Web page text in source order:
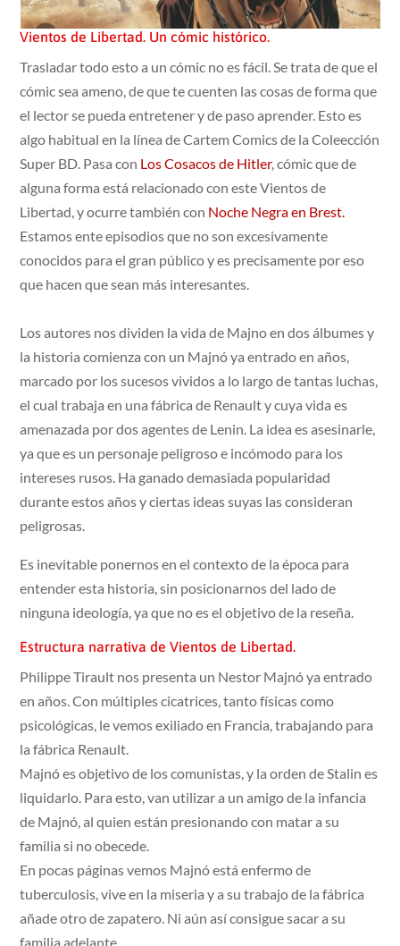
Vientos de Libertad. Un cómic histórico.
Trasladar todo esto a un cómic no es fácil. Se trata de que el
cómic sea ameno, de que te cuenten las cosas de forma que
el lector se pueda entretener y de paso aprender. Esto es
algo habitual en la línea de Cartem Comics de la Coleección
Super BD. Pasa con Los Cosacos de Hitler, cómic que de
alguna forma está relacionado con este Vientos de
Libertad, y ocurre también con Noche Negra en Brest.
Estamos ente episodios que no son excesivamente
conocidos para el gran público y es precisamente por eso
que hacen que sean más interesantes.
Los autores nos dividen la vida de Majno en dos álbumes y
la historia comienza con un Majnó ya entrado en años,
marcado por los sucesos vividos a lo largo de tantas luchas,
el cual trabaja en una fábrica de Renault y cuya vida es
amenazada por dos agentes de Lenin. La idea es asesinarle,
ya que es un personaje peligroso e incómodo para los
intereses rusos. Ha ganado demasiada popularidad
durante estos años y ciertas ideas suyas las consideran
peligrosas.
Es inevitable ponernos en el contexto de la época para
entender esta historia, sin posicionarnos del lado de
ninguna ideología, ya que no es el objetivo de la reseña.
Estructura narrativa de Vientos de Libertad.
Philippe Tirault nos presenta un Nestor Majnó ya entrado
en años. Con múltiples cicatrices, tanto físicas como
psicológicas, le vemos exiliado en Francia, trabajando para
la fábrica Renault.
Majnó es objetivo de los comunistas, y la orden de Stalin es
liquidarlo. Para esto, van utilizar a un amigo de la infancia
de Majnó, al quien están presionando con matar a su
familia si no obecede.
En pocas páginas vemos Majnó está enfermo de
tuberculosis, vive en la miseria y a su trabajo de la fábrica
añade otro de zapatero. Ni aún así consigue sacar a su
familia adelante.